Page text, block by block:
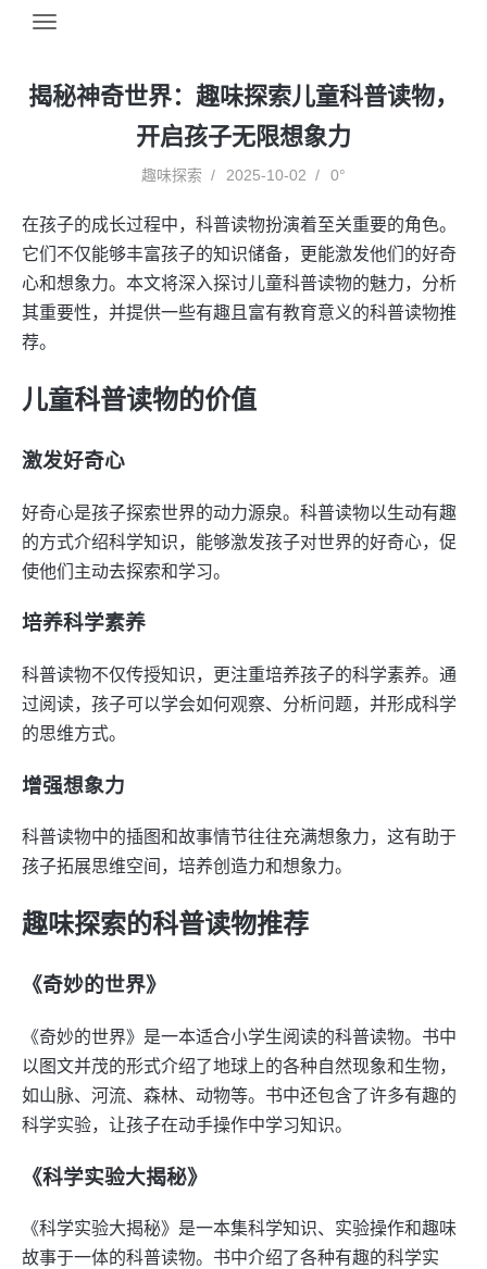
揭秘神奇世界：趣味探索儿童科普读物，
开启孩子无限想象力
趣味探索 2025-10-02 0°
在孩子的成长过程中，科普读物扮演着至关重要的角色。
它们不仅能够丰富孩子的知识储备，更能激发他们的好奇
心和想象力。本文将深入探讨儿童科普读物的魅力，分析
其重要性，并提供一些有趣且富有教育意义的科普读物推
荐。
儿童科普读物的价值
激发好奇心
好奇心是孩子探索世界的动力源泉。科普读物以生动有趣
的方式介绍科学知识，能够激发孩子对世界的好奇心，促
使他们主动去探索和学习。
培养科学素养
科普读物不仅传授知识，更注重培养孩子的科学素养。通
过阅读，孩子可以学会如何观察、分析问题，并形成科学
的思维方式。
增强想象力
科普读物中的插图和故事情节往往充满想象力，这有助于
孩子拓展思维空间，培养创造力和想象力。
趣味探索的科普读物推荐
《奇妙的世界》
《奇妙的世界》是一本适合小学生阅读的科普读物。书中
以图文并茂的形式介绍了地球上的各种自然现象和生物，
如山脉、河流、森林、动物等。书中还包含了许多有趣的
科学实验，让孩子在动手操作中学习知识。
《科学实验大揭秘》
《科学实验大揭秘》是一本集科学知识、实验操作和趣味
故事于一体的科普读物。书中介绍了各种有趣的科学实